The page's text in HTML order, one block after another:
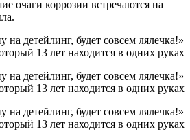
очаги коррозии встречаются на